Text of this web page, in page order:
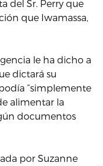
del Sr. Perry que
que Iwamassa,
le ha dicho a
dictará su
“simplemente
alimentar la
documentos
por Suzanne